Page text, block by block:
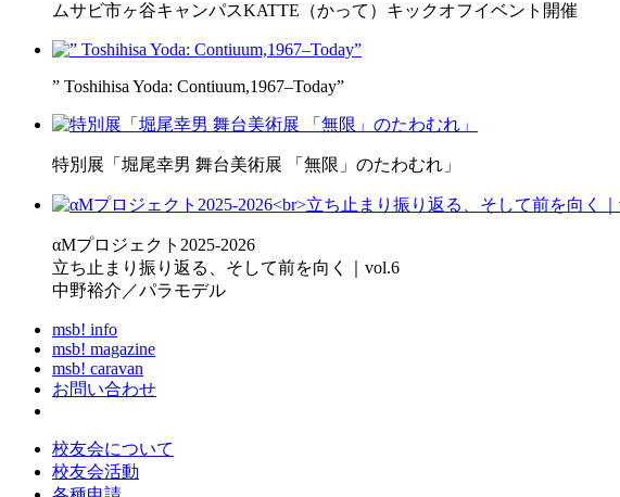
ムサビ市ヶ谷キャンパスKATTE（かって）キックオフイベント開催
” Toshihisa Yoda: Contiuum,1967–Today”
特別展「堀尾幸男 舞台美術展 「無限」のたわむれ」
αMプロジェクト2025-2026
立ち止まり振り返る、そして前を向く｜vol.6
中野裕介／パラモデル
msb! info
msb! magazine
msb! caravan
お問い合わせ
校友会について
校友会活動